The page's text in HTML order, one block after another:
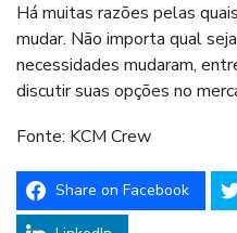
Há muitas razões pelas
mudar. Não importa qual
necessidades mudaram,
discutir suas opções no
Fonte: KCM Crew
Share on Facebook